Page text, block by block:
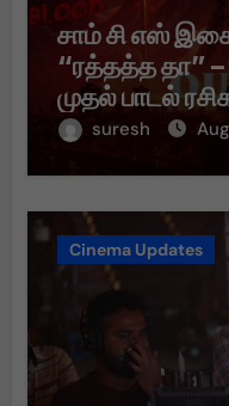
சாம் சி எஸ்
“ரத்தத்த தா” –
முதல் பாடல்
வருகிறது!
suresh
Cinema Updates